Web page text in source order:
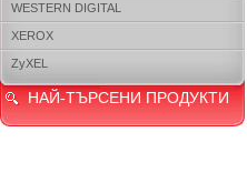
WESTERN DIGITAL
XEROX
ZyXEL
НАЙ-ТЪРСЕНИ ПРОДУКТИ